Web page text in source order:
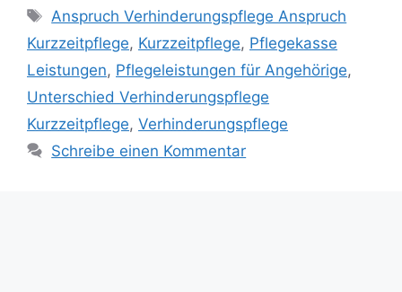
Anspruch Verhinderungspflege Anspruch
Kurzzeitpflege, Kurzzeitpflege, Pflegekasse
Leistungen, Pflegeleistungen für Angehörige,
Unterschied Verhinderungspflege
Kurzzeitpflege, Verhinderungspflege
Schreibe einen Kommentar